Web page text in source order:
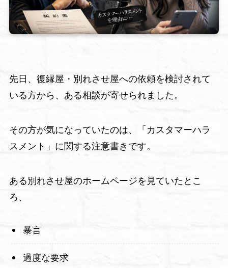
先日、復縁屋・別れさせ屋への依頼を検討されて
いる方から、ある相談が寄せられました。
その方が気になっていたのは、「カスタマーハラ
スメント」に関する注意書きです。
ある別れさせ屋のホームページを見ていたとこ
ろ、
暴言
過度な要求